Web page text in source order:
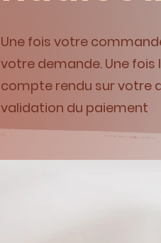
Une fois votre
votre demande. Une
compte rendu sur votre
validation du paiement